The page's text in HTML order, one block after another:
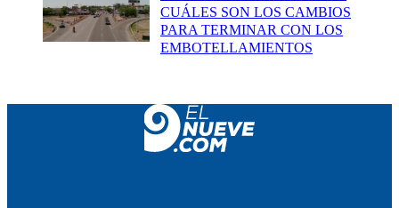
CUÁLES SON LOS CAMBIOS
PARA TERMINAR CON LOS
EMBOTELLAMIENTOS